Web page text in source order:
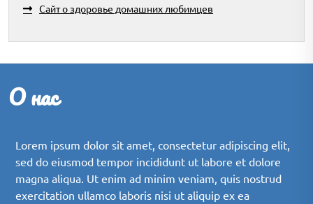
Сайт о здоровье домашних любимцев
О нас
Lorem ipsum dolor sit amet, consectetur adipiscing elit,
sed do eiusmod tempor incididunt ut labore et dolore
magna aliqua. Ut enim ad minim veniam, quis nostrud
exercitation ullamco laboris nisi ut aliquip ex ea